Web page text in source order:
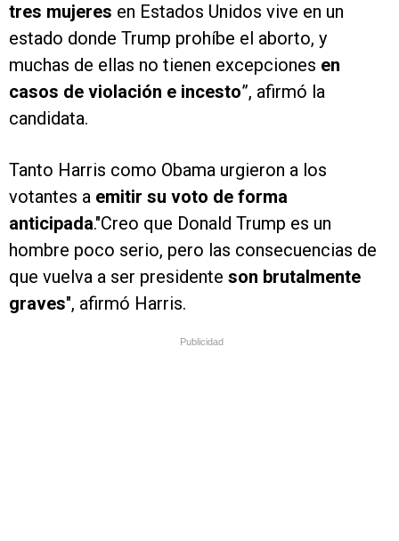
tres mujeres en Estados Unidos vive en un
estado donde Trump prohíbe el aborto, y
muchas de ellas no tienen excepciones en
casos de violación e incesto”, afirmó la
candidata.
Tanto Harris como Obama urgieron a los
votantes a emitir su voto de forma
anticipada."Creo que Donald Trump es un
hombre poco serio, pero las consecuencias de
que vuelva a ser presidente son brutalmente
graves", afirmó Harris.
Publicidad